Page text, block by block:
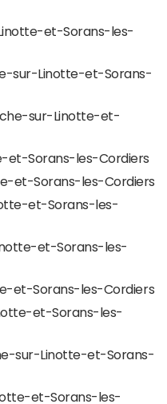
et-Sorans-les-
sur-Linotte-et-Sorans-
sur-Linotte-et-
et-Sorans-les-Cordiers
et-Sorans-les-Cordiers
et-Sorans-les-
et-Sorans-les-
et-Sorans-les-Cordiers
et-Sorans-les-
sur-Linotte-et-Sorans-
et-Sorans-les-